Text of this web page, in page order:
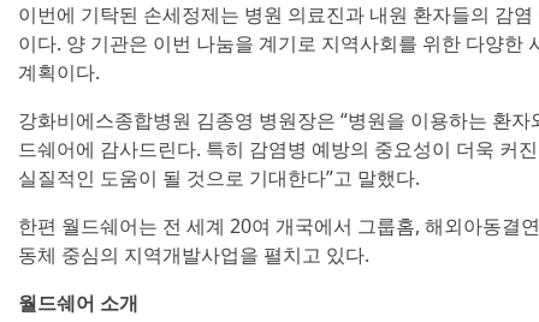
이번에 기탁된 손세정제는 병원 의료진과 내원 환자들의 감
이다. 양 기관은 이번 나눔을 계기로 지역사회를 위한 다양한
계획이다.
강화비에스종합병원 김종영 병원장은 “병원을 이용하는 환
드쉐어에 감사드린다. 특히 감염병 예방의 중요성이 더욱 커
실질적인 도움이 될 것으로 기대한다”고 말했다.
한편 월드쉐어는 전 세계 20여 개국에서 그룹홈, 해외아동결
동체 중심의 지역개발사업을 펼치고 있다.
월드쉐어 소개